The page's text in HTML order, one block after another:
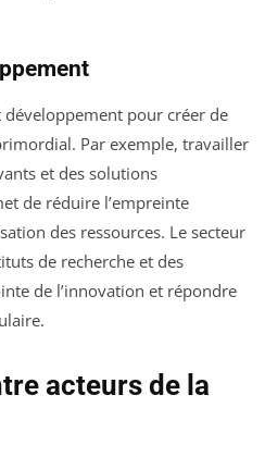
pour créer de
Par exemple, travailler
et des solutions
de réduire l’empreinte
des ressources. Le secteur
de recherche et des
de l’innovation et répondre
acteurs de la